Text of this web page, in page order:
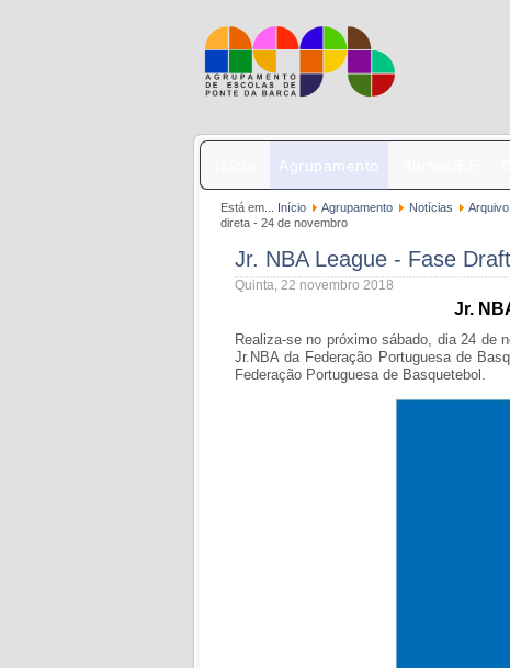
Agrupamento
Está em... Início Agrupamento Notícias
direta - 24 de novembro
Jr. NBA League - Fase
Quinta, 22 novembro 2018
Jr.
Realiza-se no próximo sábado, dia 24 de
Jr.NBA da Federação Portuguesa de
Federação Portuguesa de Basquetebol.